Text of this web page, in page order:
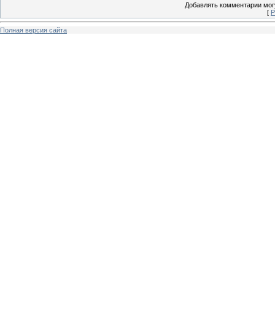
Добавлять комментарии
[
Полная версия сайта